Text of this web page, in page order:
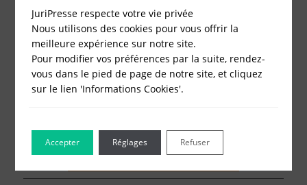
JuriPresse respecte votre vie privée
Nous utilisons des cookies pour vous offrir la
meilleure expérience sur notre site.
Pour modifier vos préférences par la suite, rendez-
vous dans le pied de page de notre site, et cliquez
sur le lien 'Informations Cookies'.
Accepter Refuser
Réglages